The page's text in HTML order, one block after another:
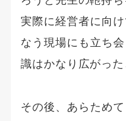
実際に経営者に向
なう現場にも立ち
識はかなり広がった
その後、あらため